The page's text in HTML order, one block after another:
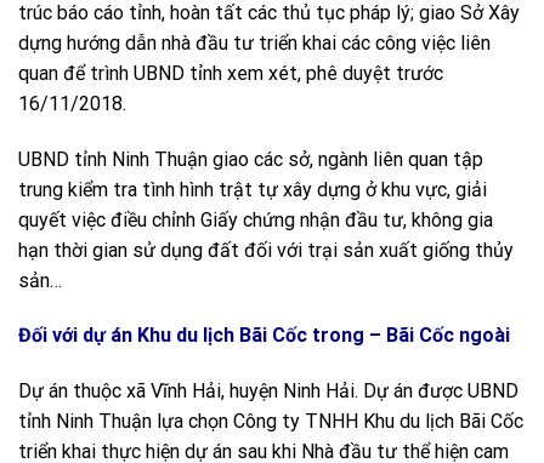
trúc báo cáo tỉnh, hoàn tất các thủ tục pháp lý; giao Sở Xây
dựng hướng dẫn nhà đầu tư triển khai các công việc liên
quan để trình UBND tỉnh xem xét, phê duyệt trước
16/11/2018.
UBND tỉnh Ninh Thuận giao các sở, ngành liên quan tập
trung kiểm tra tình hình trật tự xây dựng ở khu vực, giải
quyết việc điều chỉnh Giấy chứng nhận đầu tư, không gia
hạn thời gian sử dụng đất đối với trại sản xuất giống thủy
sản…
Đối với dự án Khu du lịch Bãi Cốc trong – Bãi Cốc ngoài
Dự án thuộc xã Vĩnh Hải, huyện Ninh Hải. Dự án được UBND
tỉnh Ninh Thuận lựa chọn Công ty TNHH Khu du lịch Bãi Cốc
triển khai thực hiện dự án sau khi Nhà đầu tư thể hiện cam